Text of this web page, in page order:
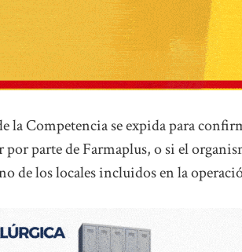
la Competencia se expida para
parte de Farmaplus, o si el
de los locales incluidos en la